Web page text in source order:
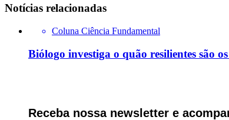
Notícias relacionadas
Coluna Ciência Fundamental
Biólogo investiga o quão resilientes são
Receba nossa newsletter e